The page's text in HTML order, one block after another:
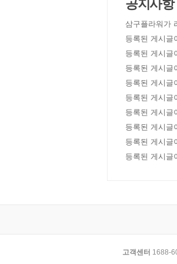
공지사항
삼구플라워가
등록된 게시글
등록된 게시글
등록된 게시글
등록된 게시글
등록된 게시글
등록된 게시글
등록된 게시글
등록된 게시글
등록된 게시글
고객센터 1688-